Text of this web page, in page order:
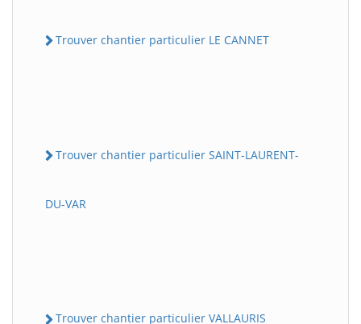
Trouver chantier particulier LE CANNET
Trouver chantier particulier SAINT-LAURENT-
DU-VAR
Trouver chantier particulier VALLAURIS